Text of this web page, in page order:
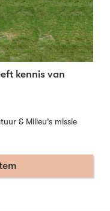
kennis van
& Milieu’s missie